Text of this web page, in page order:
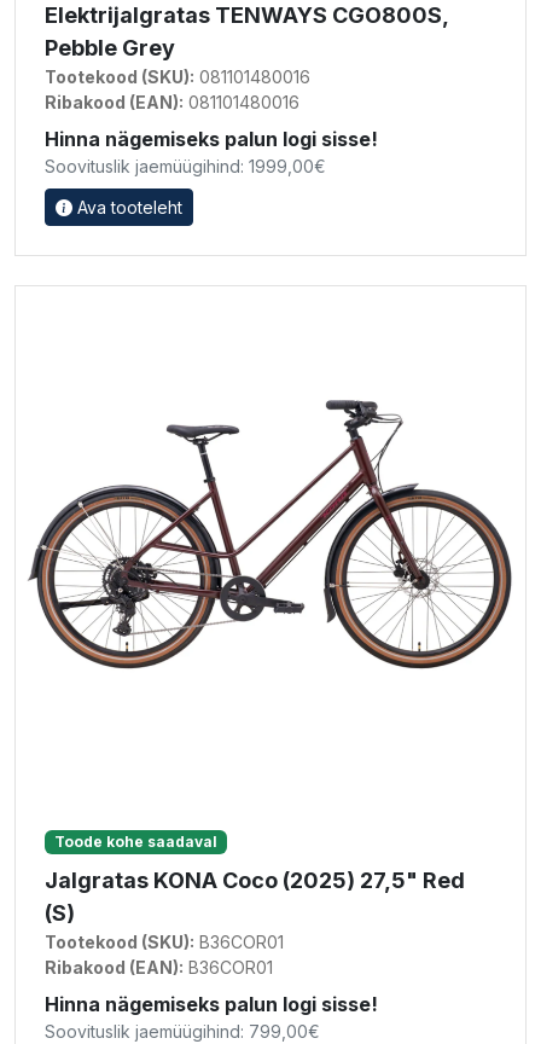
Elektrijalgratas TENWAYS CGO800S,
Pebble Grey
Tootekood (SKU): 081101480016
Ribakood (EAN): 081101480016
Hinna nägemiseks palun logi sisse!
Soovituslik jaemüügihind: 1999,00€
Ava tooteleht
Toode kohe saadaval
Jalgratas KONA Coco (2025) 27,5" Red
(S)
Tootekood (SKU): B36COR01
Ribakood (EAN): B36COR01
Hinna nägemiseks palun logi sisse!
Soovituslik jaemüügihind: 799,00€